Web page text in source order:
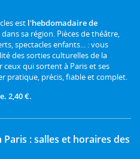
est l'hebdomadaire de
sa région. Pièces de théâtre,
spectacles enfants... : vous
des sorties culturelles de la
qui sortent à Paris et ses
pratique, précis, fiable et complet.
2,40 €.
: salles et horaires des